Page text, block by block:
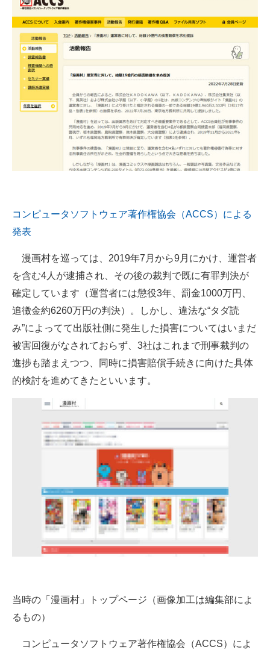
ビジネスと働き方のヒント
AI活用のいまが分かる
企業ITのトレンドを詳説
経営リーダーのコミュニティ
マーケ×ITの今がよく分かる
企業向けIT製品の総合サイト
製造業のIT導入・活用を支援
エレクトロニクス専門サイト
電子設計の基本と応用
エネルギーの専門メディア
建設×テクノロジーの最前線
ちょっと気になるネットの話題
コンピュータソフトウェア著作権協会（ACCS）による
発表
漫画村を巡っては、2019年7月から9月にかけ、運営者
を含む4人が逮捕され、その後の裁判で既に有罪判決が
確定しています（運営者には懲役3年、罰金1000万円、
追徴金約6260万円の判決）。しかし、違法な“タダ読
み”によってて出版社側に発生した損害についてはいまだ
被害回復がなされておらず、3社はこれまで刑事裁判の
進捗も踏まえつつ、同時に損害賠償手続きに向けた具体
的検討を進めてきたといいます。
当時の「漫画村」トップページ（画像加工は編集部によ
るもの）
コンピュータソフトウェア著作権協会（ACCS）によ